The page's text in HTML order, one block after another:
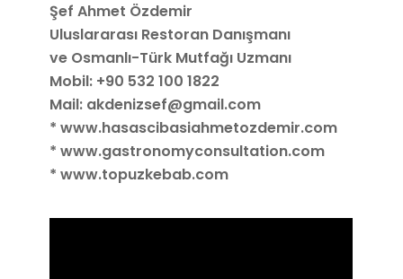
Şef Ahmet Özdemir
Uluslararası Restoran Danışmanı
ve Osmanlı-Türk Mutfağı Uzmanı
Mobil: +90 532 100 1822
Mail: akdenizsef@gmail.com
* www.hasascibasiahmetozdemir.com
* www.gastronomyconsultation.com
* www.topuzkebab.com